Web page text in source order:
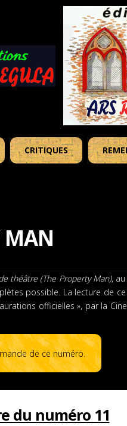
CRITIQUES
MAN
théâtre (The Property Man),
possible. La lecture de
officielles », par la
de ce numéro.
du numéro 11